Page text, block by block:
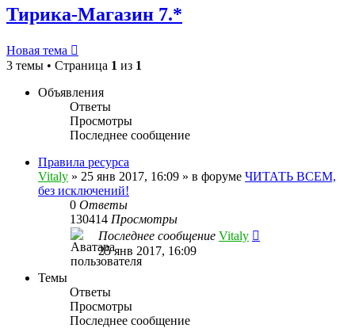
Тирика-Магазин 7.*
Новая тема
3 темы • Страница 1 из 1
Объявления
Ответы
Просмотры
Последнее сообщение
Правила ресурса
Vitaly » 25 янв 2017, 16:09 » в форуме ЧИТАТЬ ВСЕМ,
без исключений!
0 Ответы
130414 Просмотры
Последнее сообщение Vitaly
25 янв 2017, 16:09
Темы
Ответы
Просмотры
Последнее сообщение